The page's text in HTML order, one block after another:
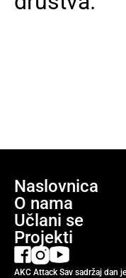
Naslovnica
O nama
Učlani se
Projekti
AKC Attack Sav sadržaj dan